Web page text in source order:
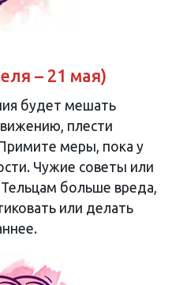
– 21 мая)
будет мешать
плести
меры, пока у
Чужие советы или
больше вреда,
или делать